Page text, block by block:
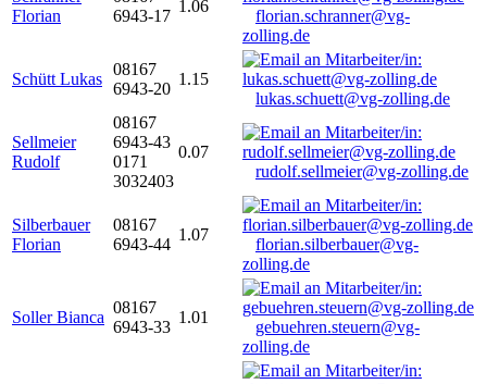
Florian
6943-17
1.06
florian.schranner@vg-
zolling.de
Schütt Lukas
08167
6943-20
1.15
lukas.schuett@vg-zolling.de
Sellmeier
Rudolf
08167
6943-43
0171
3032403
0.07
rudolf.sellmeier@vg-zolling.de
Silberbauer
Florian
08167
6943-44
1.07
florian.silberbauer@vg-
zolling.de
Soller Bianca
08167
6943-33
1.01
gebuehren.steuern@vg-
zolling.de